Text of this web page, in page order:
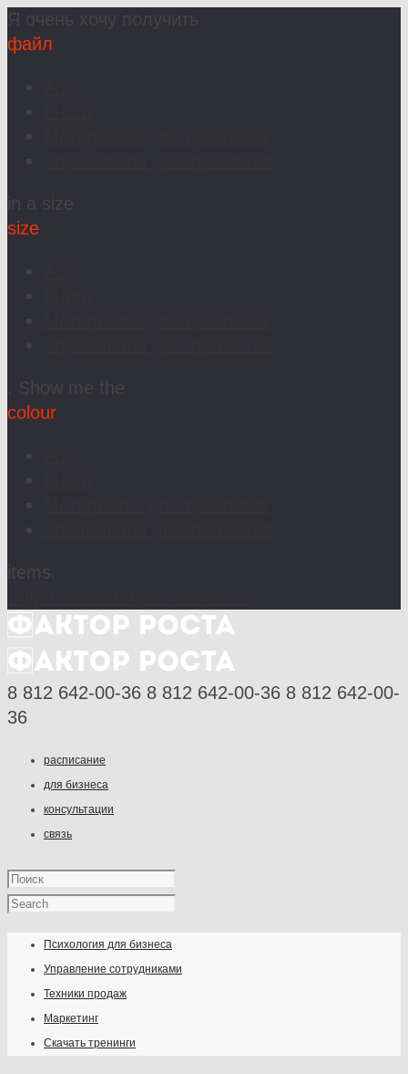
файл
size
colour
8 812 642-00-36 8 812 642-00-36 8 812 642-00-
36
расписание
для бизнеса
консультации
связь
Психология для бизнеса
Управление сотрудниками
Техники продаж
Маркетинг
Скачать тренинги